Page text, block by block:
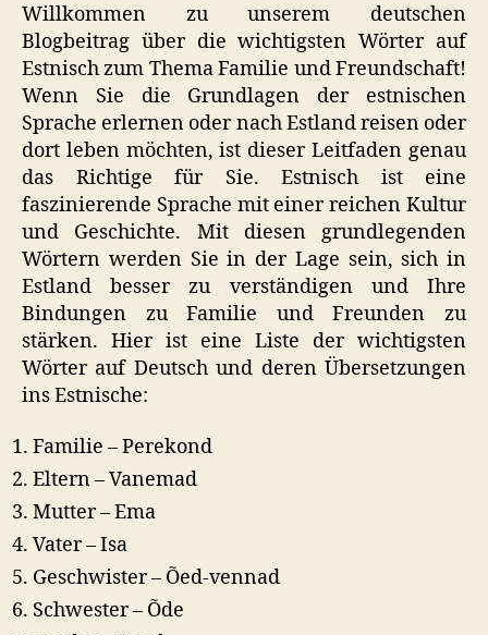
Willkommen zu unserem deutschen
Blogbeitrag über die wichtigsten Wörter auf
Estnisch zum Thema Familie und Freundschaft!
Wenn Sie die Grundlagen der estnischen
Sprache erlernen oder nach Estland reisen oder
dort leben möchten, ist dieser Leitfaden genau
das Richtige für Sie. Estnisch ist eine
faszinierende Sprache mit einer reichen Kultur
und Geschichte. Mit diesen grundlegenden
Wörtern werden Sie in der Lage sein, sich in
Estland besser zu verständigen und Ihre
Bindungen zu Familie und Freunden zu
stärken. Hier ist eine Liste der wichtigsten
Wörter auf Deutsch und deren Übersetzungen
ins Estnische:
Familie – Perekond
Eltern – Vanemad
Mutter – Ema
Vater – Isa
Geschwister – Õed-vennad
Schwester – Õde